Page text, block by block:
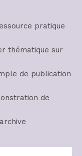
pratique
thématique sur
de publication
de